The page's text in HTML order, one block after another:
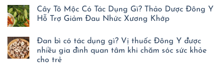
có
bình
luận
nguyện
trước
Đền
thờ
Danh
Cây Tô Mộc Có Tác Dụng Gì? Thảo Dược Đông Y
Hỗ Trợ Giảm Đau Nhức Xương Khớp
có
bình
luận
Cây
Đan bì có tác dụng gì? Vị thuốc Đông Y được
nhiều gia đình quan tâm khi chăm sóc sức khỏe
cho trẻ